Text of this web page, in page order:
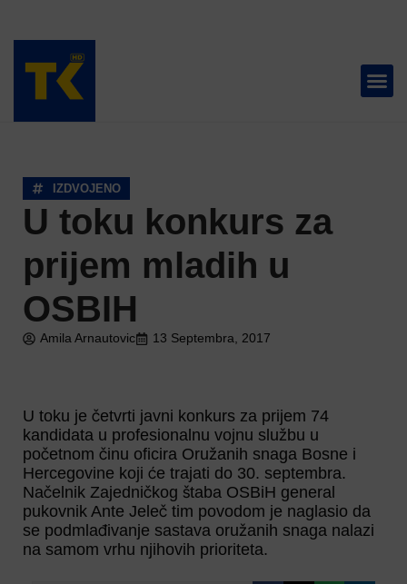
IZDVOJENO
U toku konkurs za
prijem mladih u
OSBIH
Amila Arnautovic 13 Septembra, 2017
U toku je četvrti javni konkurs za prijem 74
kandidata u profesionalnu vojnu službu u
početnom činu oficira Oružanih snaga Bosne i
Hercegovine koji će trajati do 30. septembra.
Načelnik Zajedničkog štaba OSBiH general
pukovnik Ante Jeleč tim povodom je naglasio da
se podmlađivanje sastava oružanih snaga nalazi
na samom vrhu njihovih prioriteta.